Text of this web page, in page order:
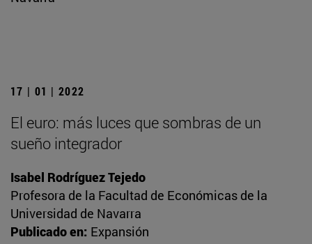
17 | 01 | 2022
El euro: más luces que sombras de un
sueño integrador
Isabel Rodríguez Tejedo
Profesora de la Facultad de Económicas de la
Universidad de Navarra
Publicado en: Expansión